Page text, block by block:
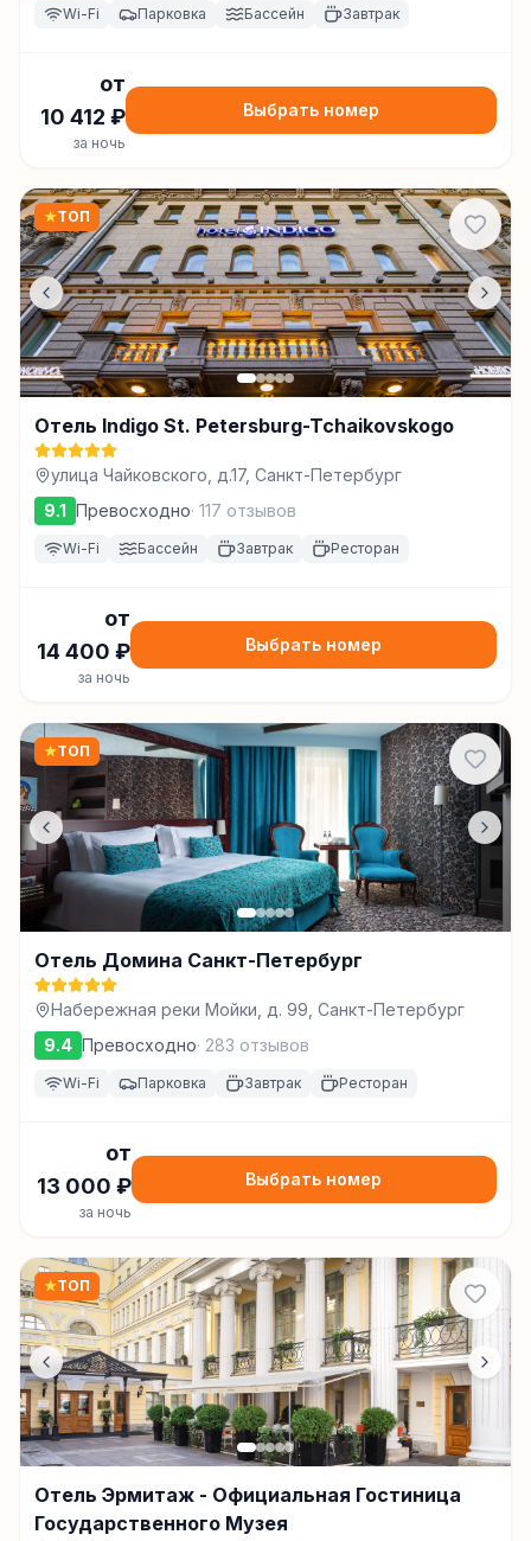
Wi-Fi Парковка Бассейн Завтрак
от
10 412 ₽
за ночь
Выбрать номер
★ТОП
Отель Indigo St. Petersburg-Tchaikovskogo
улица Чайковского, д.17, Санкт-Петербург
9.1 Превосходно· 117 отзывов
Wi-Fi Бассейн Завтрак Ресторан
от
14 400 ₽
за ночь
Выбрать номер
★ТОП
Отель Домина Санкт-Петербург
Набережная реки Мойки, д. 99, Санкт-Петербург
9.4 Превосходно· 283 отзывов
Wi-Fi Парковка Завтрак Ресторан
от
13 000 ₽
за ночь
Выбрать номер
★ТОП
Отель Эрмитаж - Официальная Гостиница
Государственного Музея